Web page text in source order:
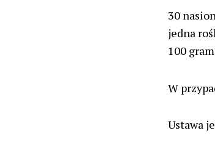
30
jedna
100
W
Ustawa